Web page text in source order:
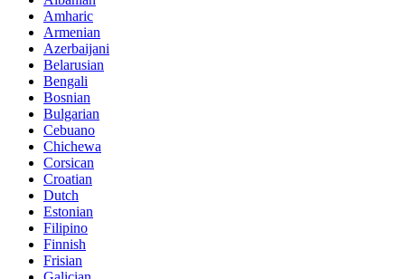
Amharic
Armenian
Azerbaijani
Belarusian
Bengali
Bosnian
Bulgarian
Cebuano
Chichewa
Corsican
Croatian
Dutch
Estonian
Filipino
Finnish
Frisian